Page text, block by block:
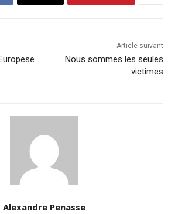
Article suivant
Nous sommes les seules
victimes
Alexandre Penasse